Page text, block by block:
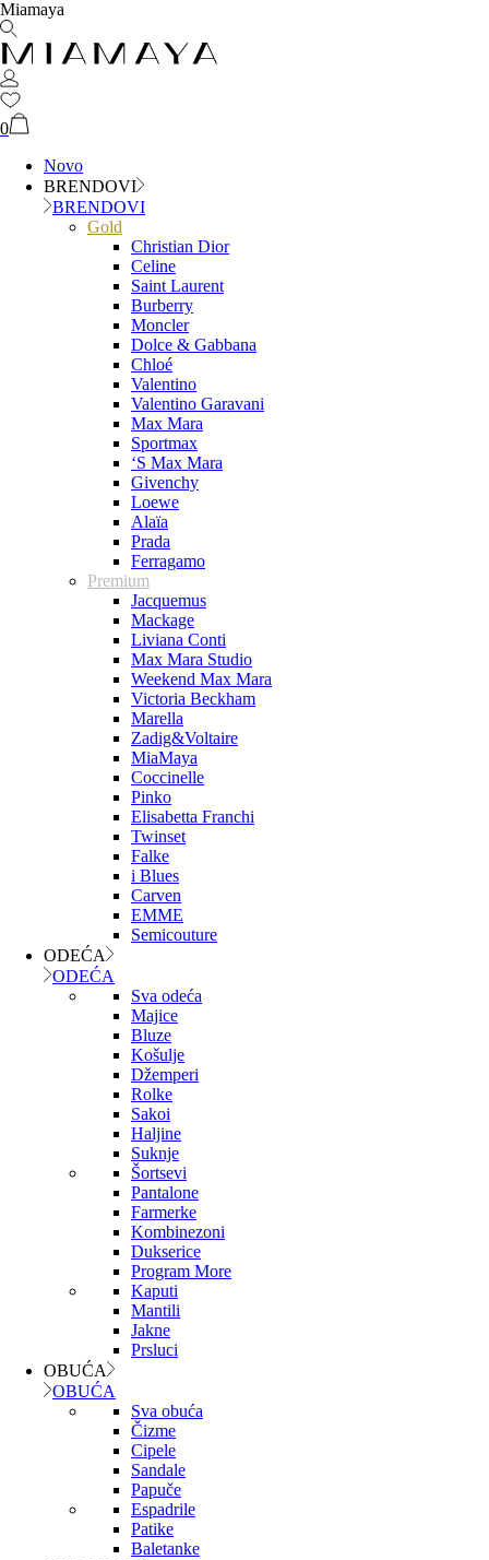
Miamaya
0
Novo
BRENDOVI
BRENDOVI
Gold
Christian Dior
Celine
Saint Laurent
Burberry
Moncler
Dolce & Gabbana
Chloé
Valentino
Valentino Garavani
Max Mara
Sportmax
‘S Max Mara
Givenchy
Loewe
Alaïa
Prada
Ferragamo
Premium
Jacquemus
Mackage
Liviana Conti
Max Mara Studio
Weekend Max Mara
Victoria Beckham
Marella
Zadig&Voltaire
MiaMaya
Coccinelle
Pinko
Elisabetta Franchi
Twinset
Falke
i Blues
Carven
EMME
Semicouture
ODEĆA
ODEĆA
Sva odeća
Majice
Bluze
Košulje
Džemperi
Rolke
Sakoi
Haljine
Suknje
Šortsevi
Pantalone
Farmerke
Kombinezoni
Dukserice
Program More
Kaputi
Mantili
Jakne
Prsluci
OBUĆA
OBUĆA
Sva obuća
Čizme
Cipele
Sandale
Papuče
Espadrile
Patike
Baletanke